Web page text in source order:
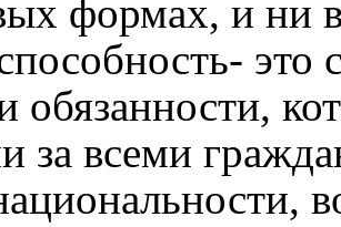
формах, и ни
это
обязанности,
за всеми